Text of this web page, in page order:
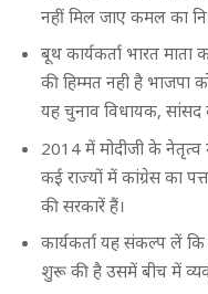
नहीं मिल जाए कमल का
बूथ कार्यकर्ता भारत
की हिम्मत नही है भाजपा
यह चुनाव विधायक, सांसद
2014 में मोदीजी के
कई राज्यों में कांग्रेस का
की सरकारें हैं।
कार्यकर्ता यह संकल्प लें
शुरू की है उसमें बीच में